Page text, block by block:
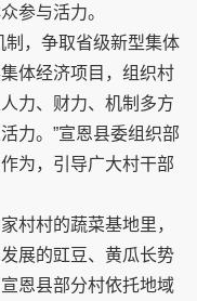
参与活力。
制，争取省级新型集体
体经济项目，组织村
力、财力、机制多方
力。”宣恩县委组织部
为，引导广大村干部
村村的蔬菜基地里，
展的豇豆、黄瓜长势
恩县部分村依托地域